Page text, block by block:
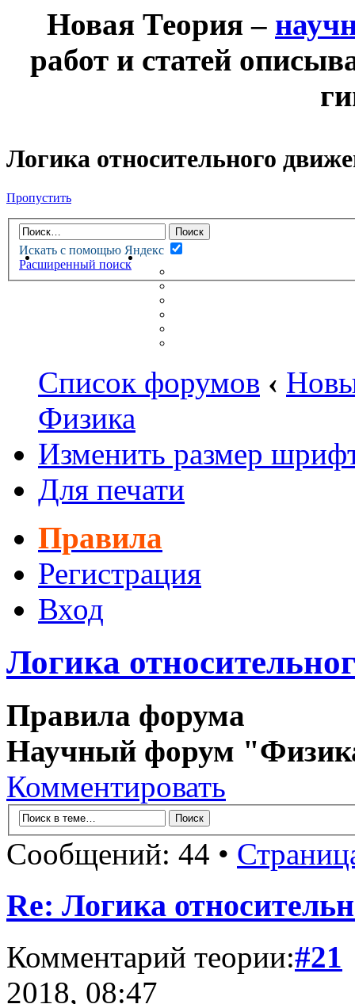
Новая Теория –
работ и статей
Логика относительного
Пропустить
Искать с помощью Яндекс
Расширенный поиск
НОВАЯ ТЕОРИЯФОРУМ
НЕПРОЧИТАННЫЕ
Список форумов ‹
Физика
Изменить размер
Для печати
Правила
Регистрация
Вход
Логика
Правила форума
Научный форум
Комментировать
Сообщений: 44 •
Re: Логика
Комментарий теории:#21
2018, 08:47